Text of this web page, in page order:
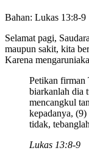
Bahan: Lukas 13:8-9
Selamat pagi,
maupun sakit, kita
Karena
Petikan firman
biarkanlah dia
mencangkul
kepadanya,
tidak,
Lukas 13:8-9